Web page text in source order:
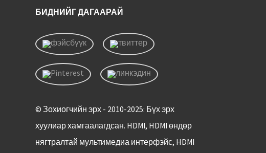
БИДНИЙГ ДАГААРАЙ
© Зохиогчийн эрх - 2010-2025: Бүх эрх
хуулиар хамгаалагдсан. HDMI, HDMI өндөр
нягтралтай мультимедиа интерфэйс, HDMI